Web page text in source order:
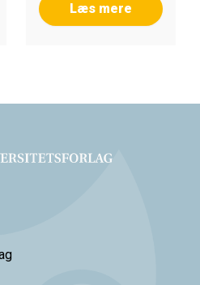
Læs mere